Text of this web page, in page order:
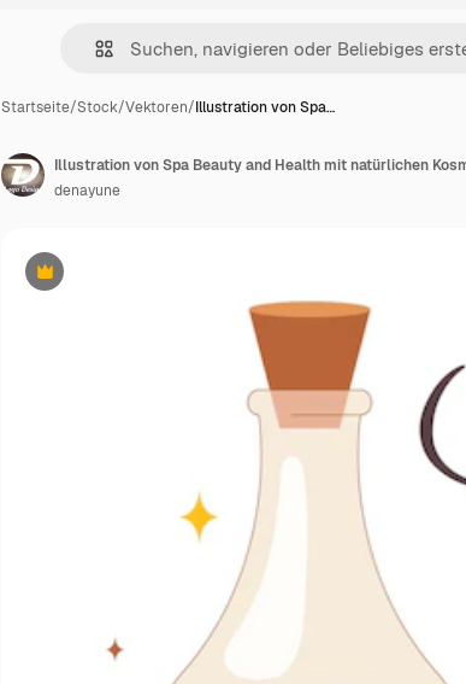
Startseite/Stock/Vektoren/Illustration von Spa…
Premium
denayune